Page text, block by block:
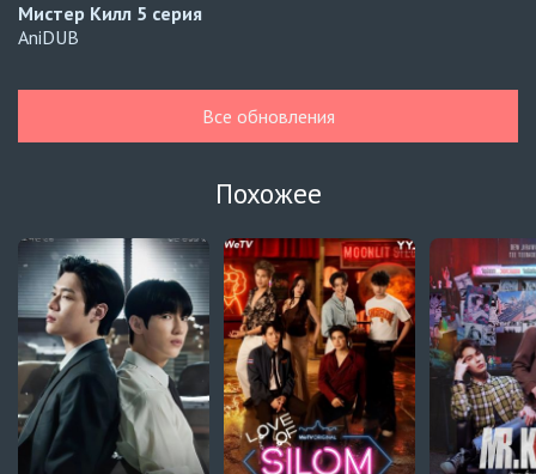
Мистер Килл 5 серия
AniDUB
Навечно влюблённые5 серия
UAFLIX (украинский)
Навечно влюблённые
3 серия
UAFLIX (украинский)
Навечно влюблённые 2 серия
UAFLIX (украинский)
Все обновления
Похожее